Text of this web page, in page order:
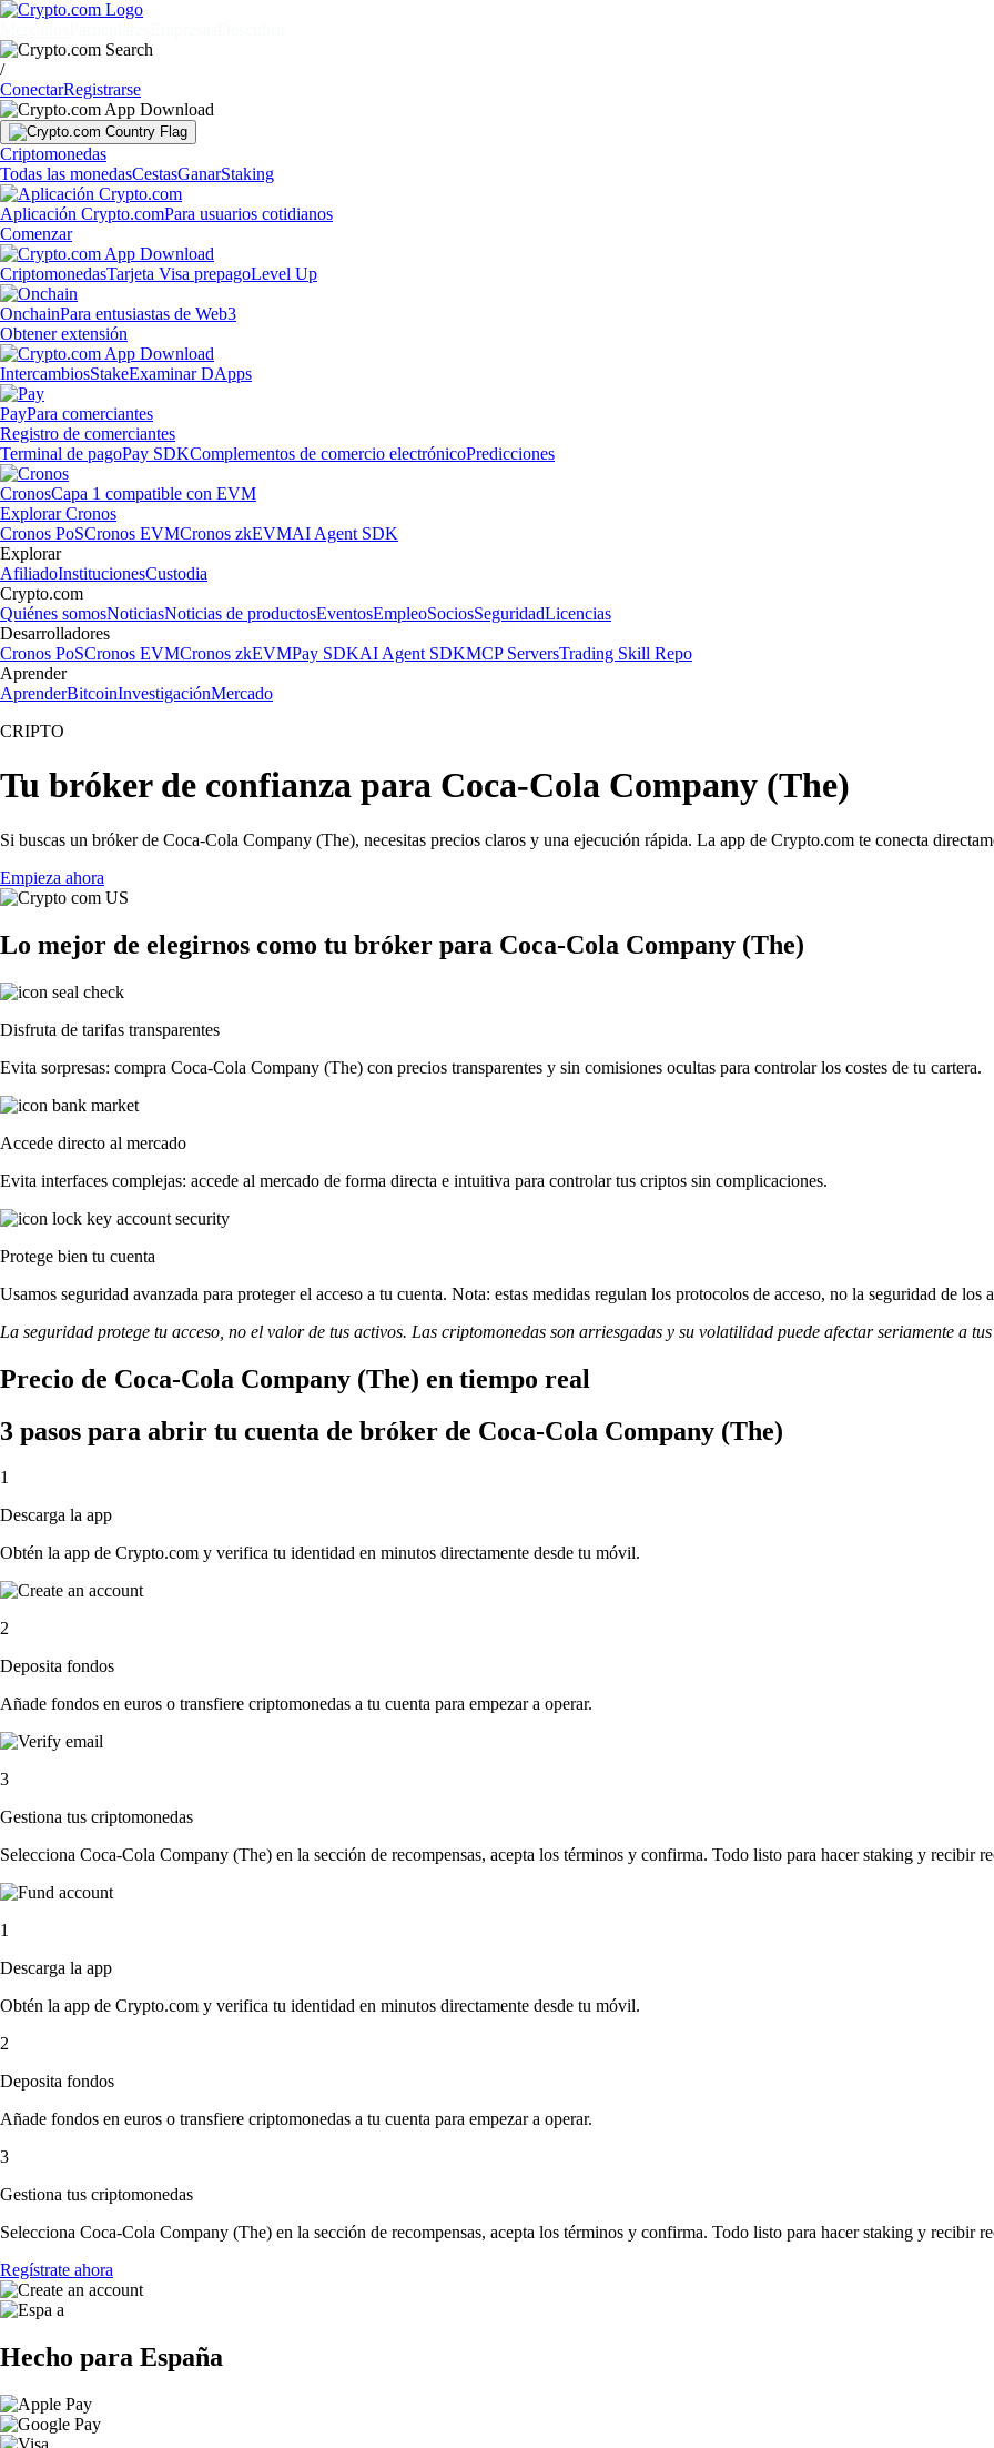
/
ConectarRegistrarse
Criptomonedas
Todas las monedasCestasGanarStaking
Aplicación Crypto.comPara usuarios cotidianos
Comenzar
CriptomonedasTarjeta Visa prepagoLevel Up
OnchainPara entusiastas de Web3
Obtener extensión
IntercambiosStakeExaminar DApps
PayPara comerciantes
Registro de comerciantes
Terminal de pagoPay SDKComplementos de comercio electrónicoPredicciones
CronosCapa 1 compatible con EVM
Explorar Cronos
Cronos PoSCronos EVMCronos zkEVMAI Agent SDK
Explorar
AfiliadoInstitucionesCustodia
Crypto.com
Quiénes somosNoticiasNoticias de productosEventosEmpleoSociosSeguridadLicencias
Desarrolladores
Cronos PoSCronos EVMCronos zkEVMPay SDKAI Agent SDKMCP ServersTrading Skill Repo
Aprender
AprenderBitcoinInvestigaciónMercado
CRIPTO
Tu bróker de confianza para Coca-Cola Company (The)
Si buscas un bróker de Coca-Cola Company (The), necesitas precios claros y una ejecución rápida. La app de Crypto.com te conecta
Empieza ahora
Lo mejor de elegirnos como tu bróker para Coca-Cola Company (The)
Disfruta de tarifas transparentes
Evita sorpresas: compra Coca-Cola Company (The) con precios transparentes y sin comisiones ocultas para controlar los costes de tu cartera.
Accede directo al mercado
Evita interfaces complejas: accede al mercado de forma directa e intuitiva para controlar tus criptos sin complicaciones.
Protege bien tu cuenta
Usamos seguridad avanzada para proteger el acceso a tu cuenta. Nota: estas medidas regulan los protocolos de acceso, no la seguridad de los
La seguridad protege tu acceso, no el valor de tus activos. Las criptomonedas son arriesgadas y su volatilidad puede afectar seriamente a
Precio de Coca-Cola Company (The) en tiempo real
3 pasos para abrir tu cuenta de bróker de Coca-Cola Company (The)
1
Descarga la app
Obtén la app de Crypto.com y verifica tu identidad en minutos directamente desde tu móvil.
2
Deposita fondos
Añade fondos en euros o transfiere criptomonedas a tu cuenta para empezar a operar.
3
Gestiona tus criptomonedas
Selecciona Coca-Cola Company (The) en la sección de recompensas, acepta los términos y confirma. Todo listo para hacer staking y recibir
1
Descarga la app
Obtén la app de Crypto.com y verifica tu identidad en minutos directamente desde tu móvil.
2
Deposita fondos
Añade fondos en euros o transfiere criptomonedas a tu cuenta para empezar a operar.
3
Gestiona tus criptomonedas
Selecciona Coca-Cola Company (The) en la sección de recompensas, acepta los términos y confirma. Todo listo para hacer staking y recibir
Regístrate ahora
Hecho para España